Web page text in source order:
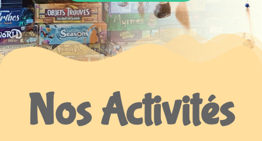
Nos Activités